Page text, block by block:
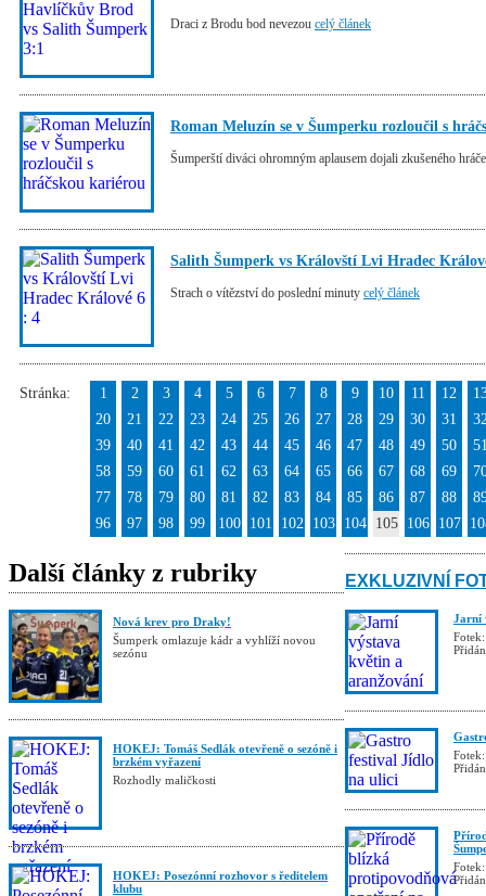
Draci z Brodu bod nevezou celý článek
Roman Meluzín se v Šumperku rozloučil s
Šumperští diváci ohromným aplausem dojali zkušeného
Salith Šumperk vs Královští Lvi Hradec
Strach o vítězství do poslední minuty celý článek
Stránka: 1 2 3 4 5 6 7 8 9 10 11 12
20
21 22 23 24 25 26 27 28 29 30 31
39
40 41 42 43 44 45 46 47 48 49 50
58
59 60 61 62 63 64 65 66 67 68 69
77
78 79 80 81 82 83 84 85 86 87 88
96
97 98 99 100 101 102 103 104 105 106 107
Další články z rubriky
Nová krev pro Draky!
Šumperk omlazuje kádr a vyhlíží novou
sezónu
HOKEJ: Tomáš Sedlák otevřeně o sezóně i
brzkém vyřazení
Rozhodly maličkosti
HOKEJ: Posezónní rozhovor s ředitelem
klubu
EXKLUZIVNÍ
Jarní